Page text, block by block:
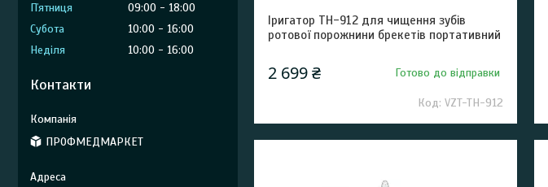
Іригатор TH-912 для чищення зубів
ротової порожнини брекетів портативний
2 699 ₴ Готово до відправки
VZT-TH-912
Пʼятниця
09:00
18:00
Субота
10:00
16:00
Неділя
10:00 16:00
Контакти
ПРОФМЕДМАРКЕТ